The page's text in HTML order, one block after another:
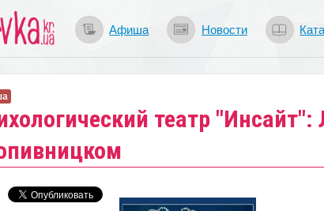
Афиша Новости
театр